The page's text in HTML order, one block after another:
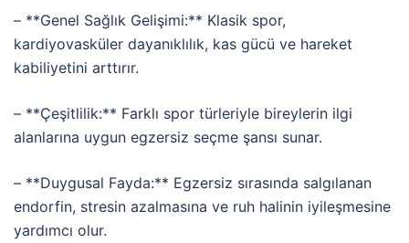
– **Genel Sağlık Gelişimi:** Klasik spor,
kardiyovasküler dayanıklılık, kas gücü ve hareket
kabiliyetini arttırır.
– **Çeşitlilik:** Farklı spor türleriyle bireylerin ilgi
alanlarına uygun egzersiz seçme şansı sunar.
– **Duygusal Fayda:** Egzersiz sırasında salgılanan
endorfin, stresin azalmasına ve ruh halinin iyileşmesine
yardımcı olur.